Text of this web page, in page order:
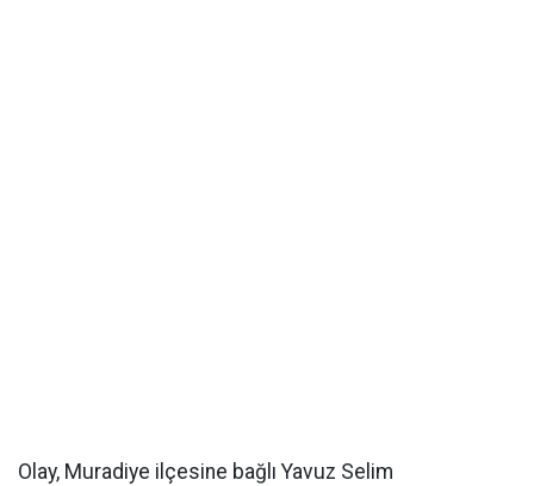
Olay, Muradiye ilçesine bağlı Yavuz Selim